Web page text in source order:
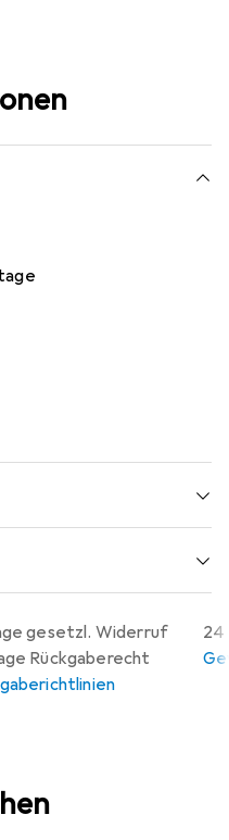
gesetzl. Widerruf
Rückgaberecht
24